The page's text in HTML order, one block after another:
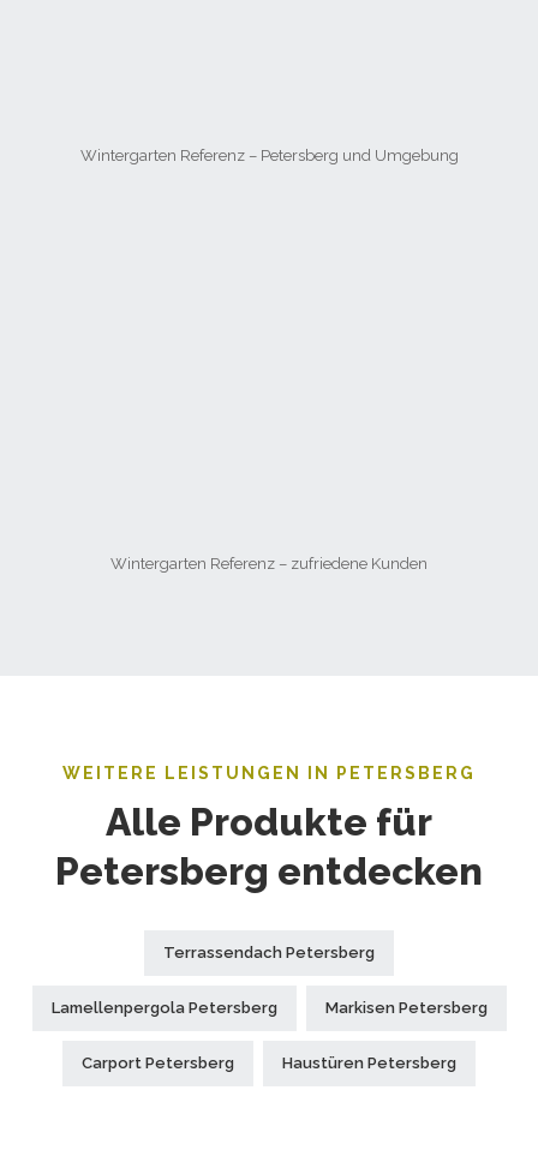
Wintergarten Referenz – Petersberg und Umgebung
Wintergarten Referenz – zufriedene Kunden
WEITERE LEISTUNGEN IN PETERSBERG
Alle Produkte für
Petersberg entdecken
Terrassendach Petersberg
Lamellenpergola Petersberg Markisen Petersberg
Carport Petersberg Haustüren Petersberg